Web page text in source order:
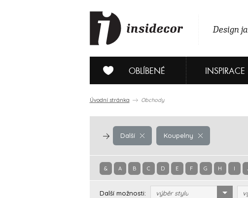
Design
OBLÍBENÉ INSPIRACE
Úvodní stránka Obchody
Další Koupelny
& A B C D E F G H I
Další možnosti: výběr stylu